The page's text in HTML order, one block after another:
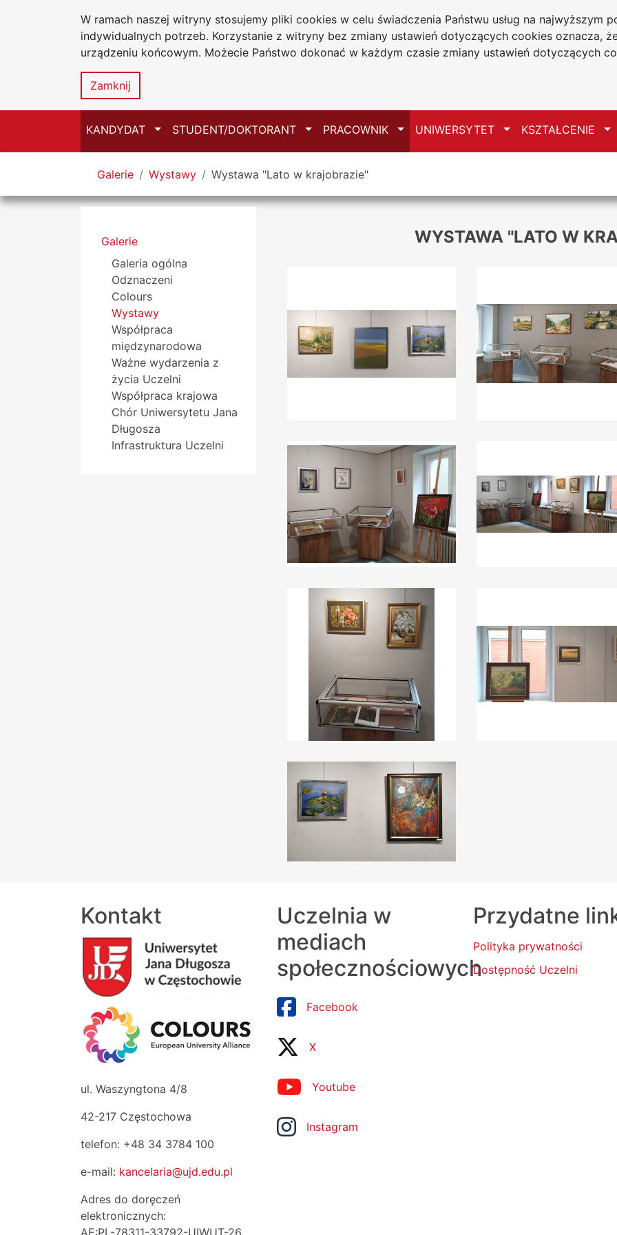
W ramach naszej witryny stosujemy pliki cookies w celu świadczenia Państwu usług na najwyższym
indywidualnych potrzeb. Korzystanie z witryny bez zmiany ustawień dotyczących cookies oznacza,
urządzeniu końcowym. Możecie Państwo dokonać w każdym czasie zmiany ustawień dotyczących
Zamknij
Przejdź do głównego menu
Przejdź do treści
Przejdź do wyszukiwarki
Przejdź do mapy serwisuUniwersytet
Jana Długosza w Częstochowie
KANDYDAT Przełącz
STUDENT/DOKTORANT Przełącz
PRACOWNIK Przełącz
UNIWERSYTET Przełącz
KSZTAŁCENIE
Tutaj jesteś
Galerie Wystawy Wystawa "Lato w krajobrazie"
Menu boczne
Galerie
Galeria ogólna
Odznaczeni
Colours
Wystawy
Współpraca
międzynarodowa
Ważne wydarzenia z
życia Uczelni
Współpraca krajowa
Chór Uniwersytetu Jana
Długosza
Infrastruktura Uczelni
WYSTAWA "LATO W
Kontakt
ul. Waszyngtona 4/8
42-217 Częstochowa
telefon: +48 34 3784 100
e-mail: kancelaria@ujd.edu.pl
Adres do doręczeń
elektronicznych:
AE:PL-78311-33792-UIWUT-26
Uczelnia w
mediach
społecznościowych
Facebook
X
Youtube
Instagram
Przydatne
Polityka prywatności
Dostępność Uczelni